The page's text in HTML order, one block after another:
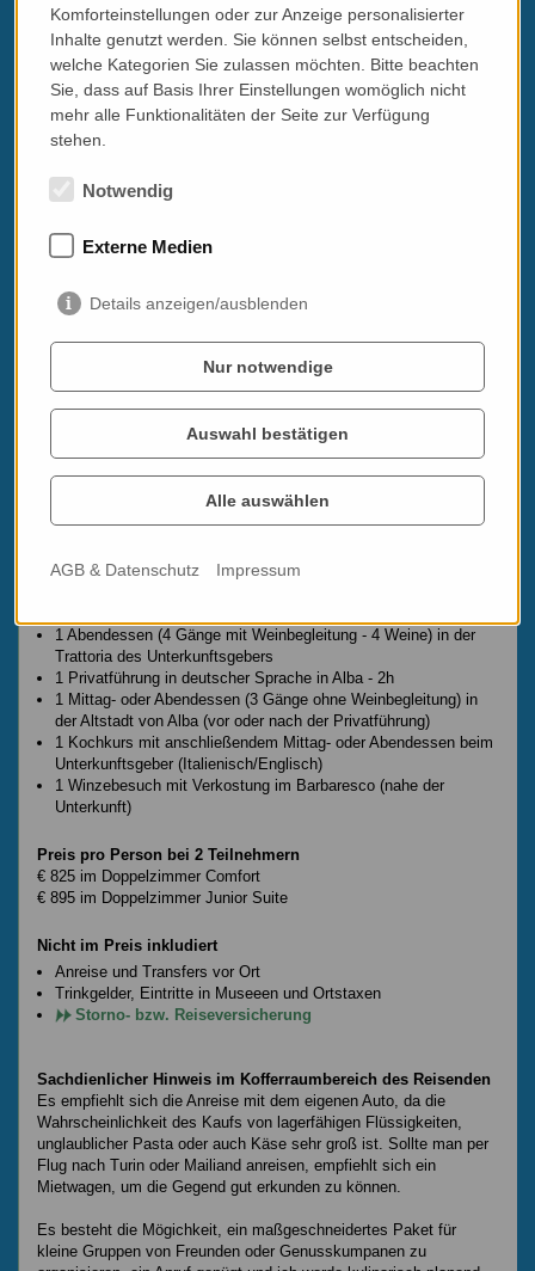
in verschiedenen Varianten mit oder ohne Tagliere (wird bei der
Programmerstellung besprochen, das Weingut verfügt über
hervorragende Weißweine des Roero, wie auch über hohe
Qualitäten im Rotweinbereich) - (Italienisch/Englisch)
Degustationsmenü mit/ohne Weinbegleitung im Ristorante vom
sternenprämierten Flavio Costa bei Piobesi
Führung und Verkostung bei Weingütern im Roero, Barbaresco,
Privatführung in deutscher Sprache in Alba, Asti oder auch
Turin (2,5 h)
Preise und Termine
Feber - November gemäß Ihren Wunschdaten
(kann beliebig abgeändert, verlängert, verkürzt, also
1 Abendessen (4 Gänge mit Weinbegleitung - 4 Weine) in der
Trattoria des Unterkunftsgebers
1 Privatführung in deutscher Sprache in Alba - 2h
1 Mittag- oder Abendessen (3 Gänge ohne Weinbegleitung) in
der Altstadt von Alba (vor oder nach der Privatführung)
1 Kochkurs mit anschließendem Mittag- oder Abendessen beim
Unterkunftsgeber (Italienisch/Englisch)
1 Winzebesuch mit Verkostung im Barbaresco (nahe der
Unterkunft)
Preis pro Person bei 2 Teilnehmern
€ 825 im Doppelzimmer Comfort
€ 895 im Doppelzimmer Junior Suite
Nicht im Preis inkludiert
Anreise und Transfers vor Ort
Trinkgelder, Eintritte in Museeen und Ortstaxen
Storno- bzw. Reiseversicherung
Sachdienlicher Hinweis im Kofferraumbereich des Reisenden
Es empfiehlt sich die Anreise mit dem eigenen Auto, da die
Wahrscheinlichkeit des Kaufs von lagerfähigen Flüssigkeiten,
unglaublicher Pasta oder auch Käse sehr groß ist. Sollte man per
Flug nach Turin oder Mailiand anreisen, empfiehlt sich ein
Mietwagen, um die Gegend gut erkunden zu können.
Es besteht die Mögichkeit, ein maßgeschneidertes Paket für
kleine Gruppen von Freunden oder Genusskumpanen zu
Komforteinstellungen oder zur Anzeige personalisierter
Inhalte genutzt werden. Sie können selbst entscheiden,
welche Kategorien Sie zulassen möchten. Bitte beachten
Sie, dass auf Basis Ihrer Einstellungen womöglich nicht
mehr alle Funktionalitäten der Seite zur Verfügung
stehen.
Notwendig
Externe Medien
Details anzeigen/ausblenden
Nur notwendige
Auswahl bestätigen
Alle auswählen
AGB & Datenschutz Impressum